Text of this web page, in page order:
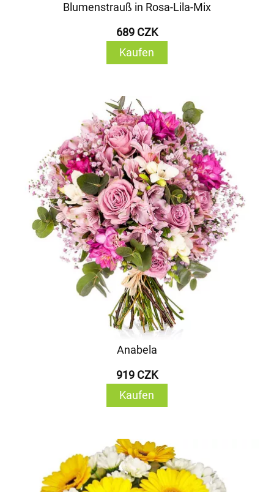
Blumenstrauß in Rosa-Lila-Mix
689 CZK
Kaufen
Anabela
919 CZK
Kaufen